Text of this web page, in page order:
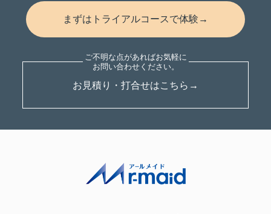
まずはトライアルコースで体験→
お見積り・打合せはこちら→